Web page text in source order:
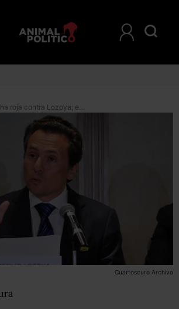
Interpol gira ficha roja contra Lozoya; en México juez suspende provisionalmente la orden de aprehensión
Cuartoscuro Archivo